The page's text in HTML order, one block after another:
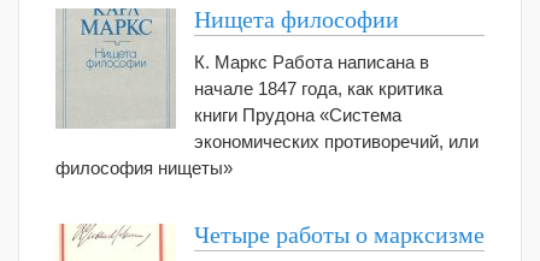
Нищета философии
К. Маркс Работа написана в
начале 1847 года, как критика
книги Прудона «Система
экономических противоречий, или
философия нищеты»
Четыре работы о марксизме